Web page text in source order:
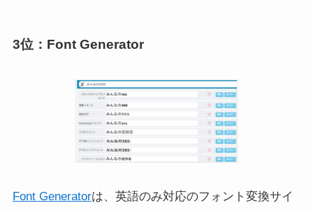
3位：Font Generator
Font Generatorは、英語のみ対応のフォント変換サイ